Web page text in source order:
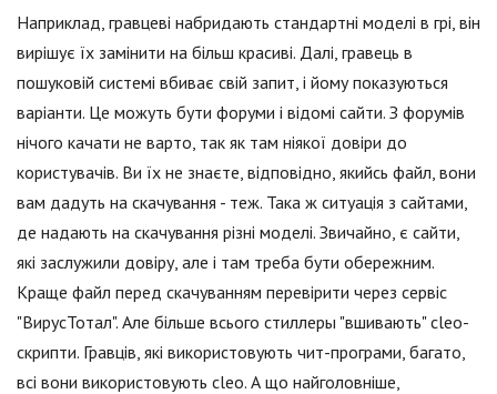
Наприклад, гравцеві набридають стандартні моделі в грі, він
вирішує їх замінити на більш красиві. Далі, гравець в
пошуковій системі вбиває свій запит, і йому показуються
варіанти. Це можуть бути форуми і відомі сайти. З форумів
нічого качати не варто, так як там ніякої довіри до
користувачів. Ви їх не знаєте, відповідно, якийсь файл, вони
вам дадуть на скачування - теж. Така ж ситуація з сайтами,
де надають на скачування різні моделі. Звичайно, є сайти,
які заслужили довіру, але і там треба бути обережним.
Краще файл перед скачуванням перевірити через сервіс
"ВирусТотал". Але більше всього стиллеры "вшивають" cleo-
скрипти. Гравців, які використовують чит-програми, багато,
всі вони використовують cleo. А що найголовніше,